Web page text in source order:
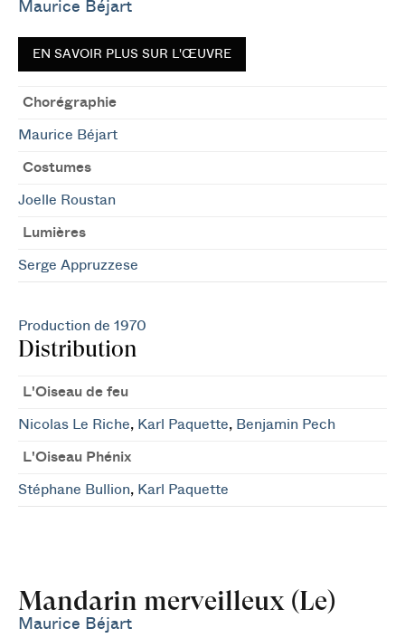
Maurice Béjart
EN SAVOIR PLUS SUR L'ŒUVRE
Chorégraphie
Maurice Béjart
Costumes
Joelle Roustan
Lumières
Serge Appruzzese
Production de 1970
Distribution
L'Oiseau de feu
Nicolas Le Riche, Karl Paquette, Benjamin Pech
L'Oiseau Phénix
Stéphane Bullion, Karl Paquette
Mandarin merveilleux (Le)
Maurice Béjart